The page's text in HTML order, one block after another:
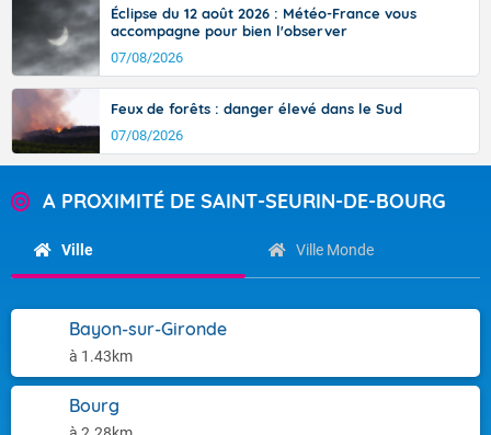
Éclipse du 12 août 2026 : Météo-France vous
accompagne pour bien l'observer
07/08/2026
Feux de forêts : danger élevé dans le Sud
07/08/2026
A PROXIMITÉ DE SAINT-SEURIN-DE-BOURG
Ville Ville Monde
Bayon-sur-Gironde
à 1.43km
Bourg